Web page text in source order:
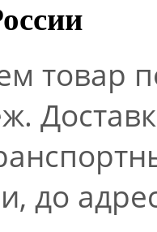
товар
до